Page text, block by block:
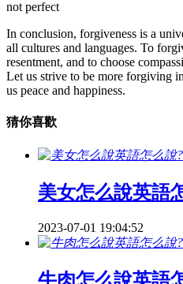
not perfect
In conclusion, forgiveness is a
all cultures and languages. To
resentment, and to choose
Let us strive to be more forgiving
us peace and happiness.
猜你喜歡
美女怎么說英語
2023-07-01 19:04:52